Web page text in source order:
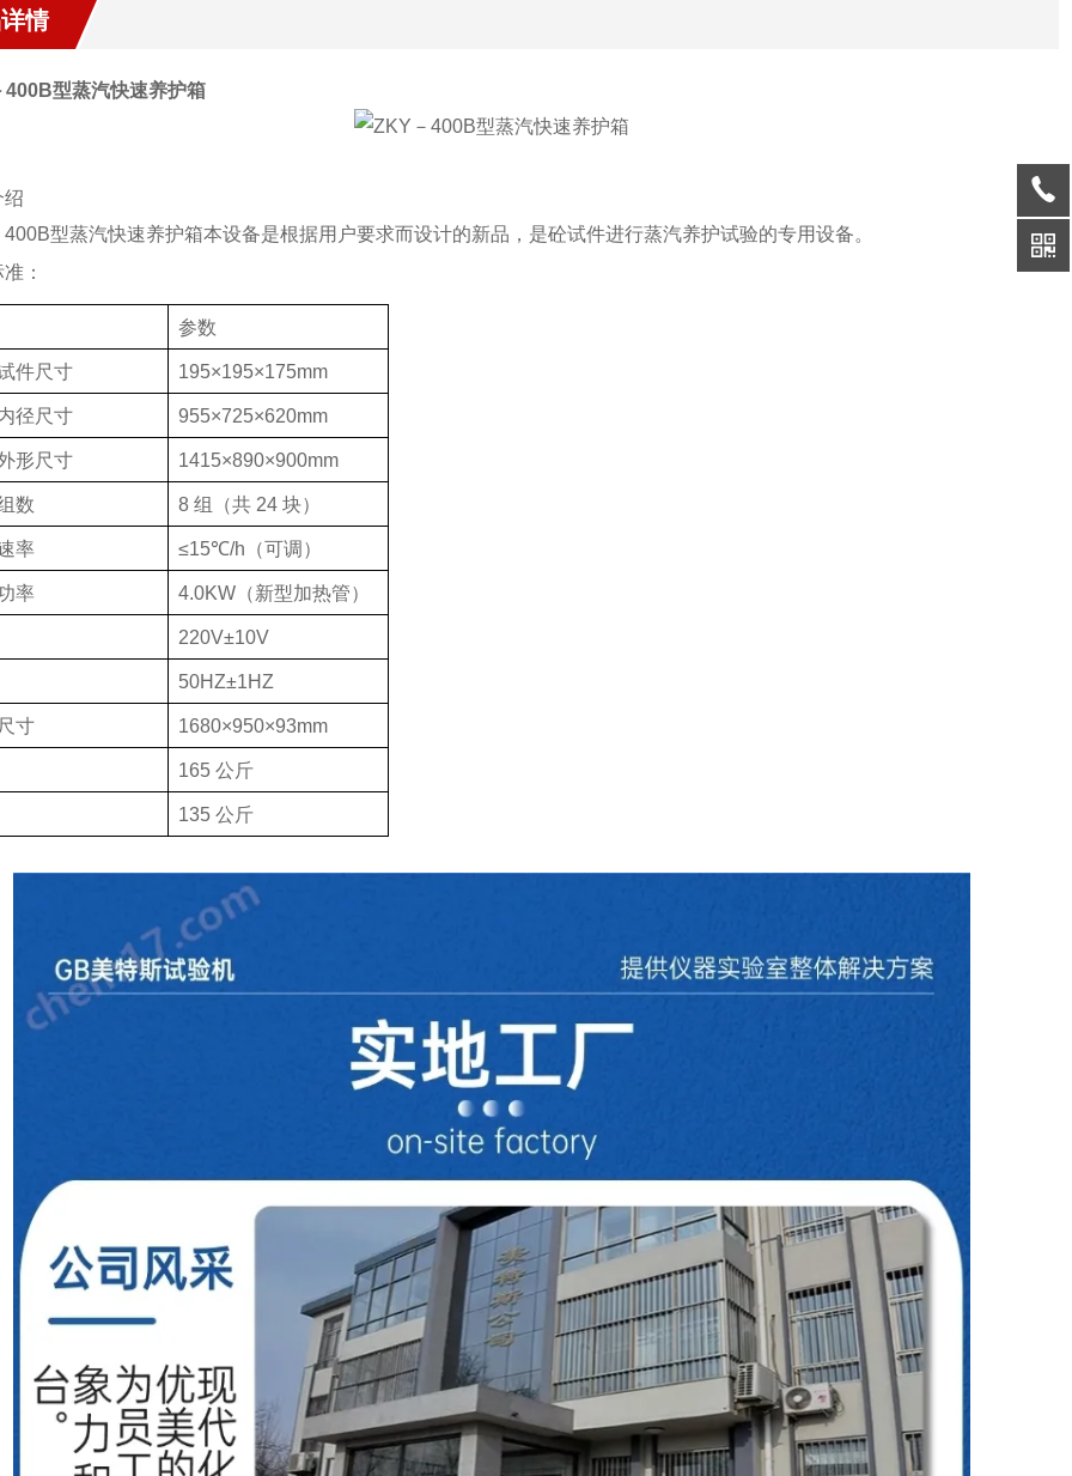
情
400B型蒸汽快速养护箱
绍
400B型蒸汽快速养护箱本设备是根据用户要求而设计的新品，是砼试件进行蒸汽养护试验的专用设备。
：
参数
件尺寸 195×195×175mm
径尺寸 955×725×620mm
形尺寸 1415×890×900mm
数 8 组（共 24 块）
率 ≤15℃/h （可调）
率 4.0KW （新型加热管）
220V±10V
50HZ±1HZ
寸 1680×950×93mm
165 公斤
135 公斤